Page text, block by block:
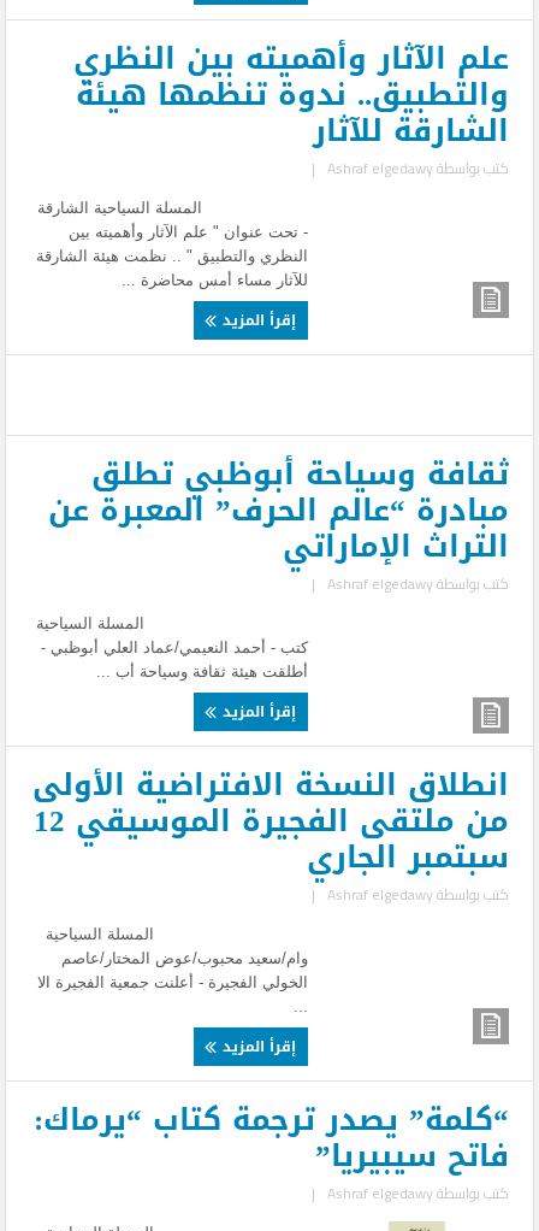
علم الآثار وأهميته بين النظري
والتطبيق.. ندوة تنظمها هيئة
الشارقة للآثار
كتب بواسطةAshraf elgedawy
|
المسلة السياحية الشارقة
- تحت عنوان " علم الآثار وأهميته بين
النظري والتطبيق " .. نظمت هيئة الشارقة
للآثار مساء أمس محاضرة ...
إقرأ المزيد
ثقافة وسياحة أبوظبي تطلق
مبادرة “عالم الحرف” المعبرة عن
التراث الإماراتي
كتب بواسطةAshraf elgedawy
|
المسلة السياحية
كتب - أحمد النعيمي/عماد العلي أبوظبي -
أطلقت هيئة ثقافة وسياحة أب ...
إقرأ المزيد
انطلاق النسخة الافتراضية الأولى
من ملتقى الفجيرة الموسيقي 12
سبتمبر الجاري
كتب بواسطةAshraf elgedawy
|
المسلة السياحية
وام/سعيد محبوب/عوض المختار/عاصم
الخولي الفجيرة - أعلنت جمعية الفجيرة الا
إقرأ المزيد
“كلمة” يصدر ترجمة كتاب “يرماك:
فاتح سيبيريا”
كتب بواسطةAshraf elgedawy
|